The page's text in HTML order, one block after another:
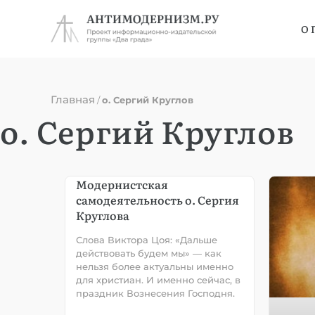
О
Главная /о. Сергий Круглов
о. Сергий Круглов
Модернистская
самодеятельность о. Сергия
Круглова
Слова Виктора Цоя: «Дальше
действовать будем мы» — как
нельзя более актуальны именно
для христиан. И именно сейчас, в
праздник Вознесения Господня.